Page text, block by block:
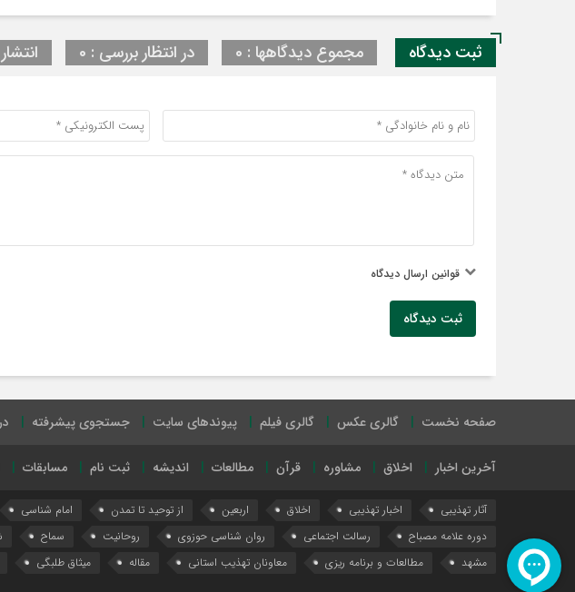
ثبت دیدگاه مجموع دیدگاهها : 0 در انتظار بررسی : 0
قوانین ارسال دیدگاه
ثبت دیدگاه
صفحه نخست گالری عکس گالری فیلم پیوندهای سایت جستجوی پیشرفته
آخرین اخبار اخلاق مشاوره قرآن مطالعات اندیشه ثبت نام مسابقات
آثار تهذیبی اخبار تهذیبی اخلاق اربعین از توحید تا تمدن امام شناسی
دوره علامه مصباح
رسالت اجتماعی روان شناسی حوزوی روحانیت سماح
مشهد
مطالعات و برنامه ریزی معاونان تهذیب استانی مقاله میثاق طلبگی